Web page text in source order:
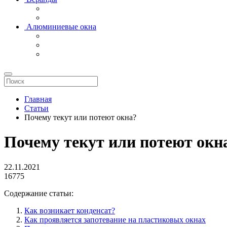
Алюминиевые окна
Главная
Статьи
Почему текут или потеют окна?
Почему текут или потеют
22.11.2021
16775
Содержание статьи:
Как возникает конденсат?
Как проявляется запотевание на пластиковых окнах